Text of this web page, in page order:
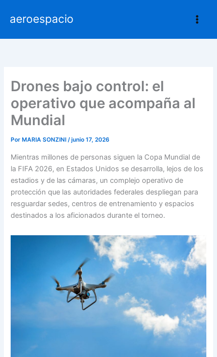
aeroespacio
Drones bajo control: el
operativo que acompaña al
Mundial
Por MARIA SONZINI/junio 17, 2026
Mientras millones de personas siguen la Copa Mundial de
la FIFA 2026, en Estados Unidos se desarrolla, lejos de los
estadios y de las cámaras, un complejo operativo de
protección que las autoridades federales despliegan para
resguardar sedes, centros de entrenamiento y espacios
destinados a los aficionados durante el torneo.